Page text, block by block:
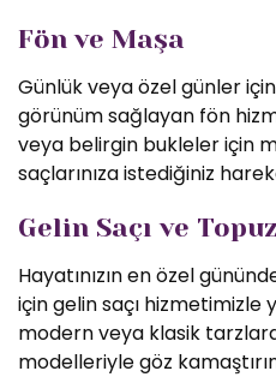
Fön ve Maşa
Günlük veya özel günler
görünüm sağlayan fön
veya belirgin bukleler için
saçlarınıza istediğiniz
Gelin Saçı ve Topuz
Hayatınızın en özel
için gelin saçı hizmetimizle
modern veya klasik
modelleriyle göz